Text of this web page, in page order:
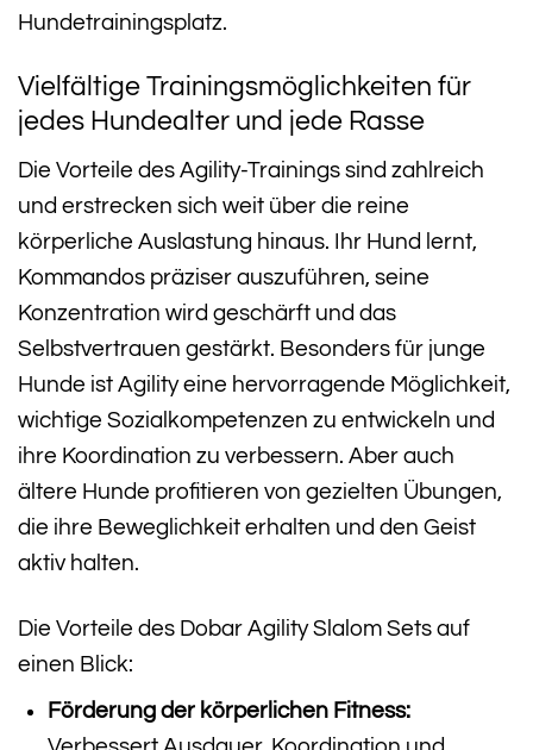
Hundetrainingsplatz.
Vielfältige Trainingsmöglichkeiten für
jedes Hundealter und jede Rasse
Die Vorteile des Agility-Trainings sind zahlreich
und erstrecken sich weit über die reine
körperliche Auslastung hinaus. Ihr Hund lernt,
Kommandos präziser auszuführen, seine
Konzentration wird geschärft und das
Selbstvertrauen gestärkt. Besonders für junge
Hunde ist Agility eine hervorragende Möglichkeit,
wichtige Sozialkompetenzen zu entwickeln und
ihre Koordination zu verbessern. Aber auch
ältere Hunde profitieren von gezielten Übungen,
die ihre Beweglichkeit erhalten und den Geist
aktiv halten.
Die Vorteile des Dobar Agility Slalom Sets auf
einen Blick:
Förderung der körperlichen Fitness: